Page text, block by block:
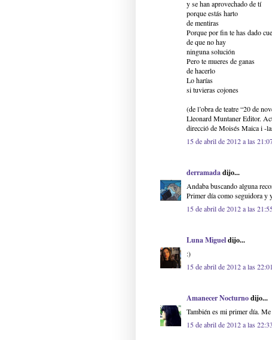
y se han aprovechado de tí
porque estás harto
de mentiras
Porque por fin te has dado
de que no hay
ninguna solución
Pero te mueres de ganas
de hacerlo
Lo harías
si tuvieras cojones
(de l’obra de teatre “20 de
Lleonard Muntaner Editor.
direcció de Moisés Maica i -
15 de abril de 2012 a las
derramadadijo...
Andaba buscando alguna
Primer día como seguidora y
15 de abril de 2012 a las
Luna Migueldijo...
:)
15 de abril de 2012 a las 22:01
Amanecer Nocturnodijo...
También es mi primer día.
15 de abril de 2012 a las 22:33